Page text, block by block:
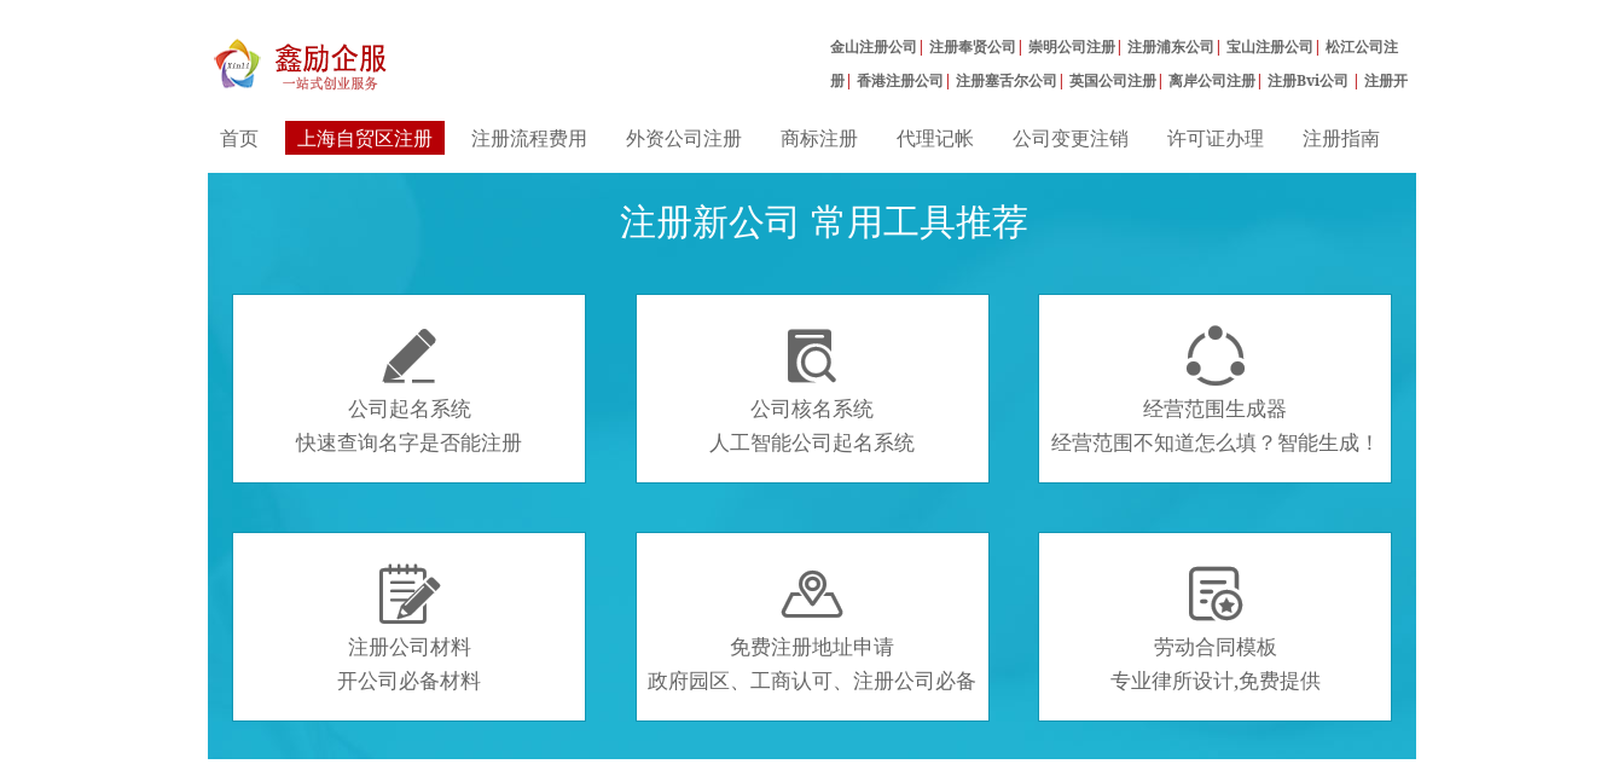
金山注册公司 | 注册奉贤公司 | 崇明公司注册| 注册浦东公司 | 宝山注册公司 | 松江公司注
册| 香港注册公司 | 注册塞舌尔公司 | 英国公司注册| 离岸公司注册| 注册Bvi公司 | 注册开
首页 上海自贸区注册 注册流程费用 外资公司注册 商标注册 代理记帐 公司变更注销 许可证办理 注册指南
注册新公司 常用工具推荐

公司起名系统
快速查询名字是否能注册

公司核名系统
人工智能公司起名系统

经营范围生成器
经营范围不知道怎么填？智能生成！

注册公司材料
开公司必备材料

免费注册地址申请
政府园区、工商认可、注册公司必备

劳动合同模板
专业律所设计,免费提供